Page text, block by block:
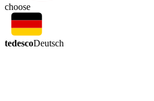
choose
tedescoDeutsch